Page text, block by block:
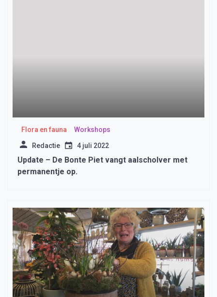
Flora en fauna Workshops
Redactie 4 juli 2022
Update – De Bonte Piet vangt aalscholver met
permanentje op.